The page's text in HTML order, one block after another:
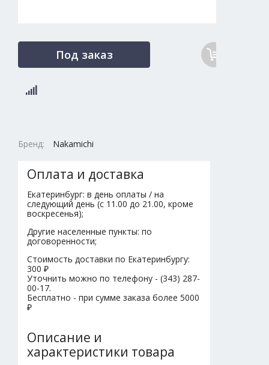
Под заказ
Бренд: Nakamichi
Оплата и доставка
Екатеринбург: в день оплаты / на
следующий день (с 11.00 до 21.00, кроме
воскресенья);
Другие населенные пункты: по
договоренности;
Стоимость доставки по Екатеринбургу:
300 ₽
Уточнить можно по телефону - (343) 287-
00-17.
Бесплатно - при сумме заказа более 5000
₽
Описание и
характеристики товара